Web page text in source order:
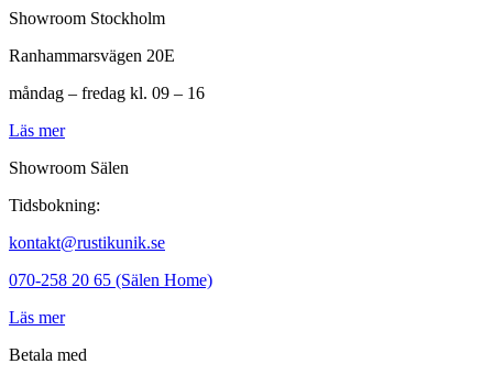
Showroom Stockholm
Ranhammarsvägen 20E
måndag – fredag kl. 09 – 16
Läs mer
Showroom Sälen
Tidsbokning:
kontakt@rustikunik.se
070-258 20 65 (Sälen Home)
Läs mer
Betala med